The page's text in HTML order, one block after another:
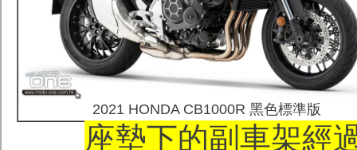
2021 HONDA CB1000R 黑色標準版
座墊下的副車架經